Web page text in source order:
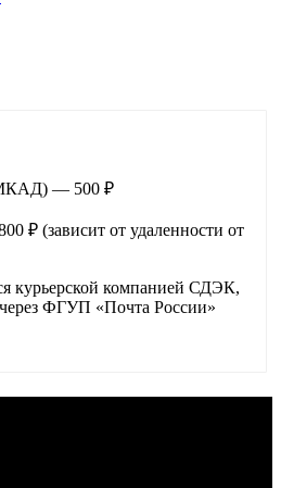
— 500 ₽
₽ (зависит от удаленности от
курьерской компанией СДЭК,
ФГУП «Почта России»